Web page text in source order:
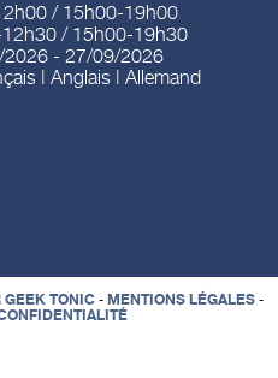
/ 15h00-19h00
/ 15h00-19h30
2026 - 27/09/2026
| Anglais | Allemand
GEEK TONIC- MENTIONS LÉGALES-